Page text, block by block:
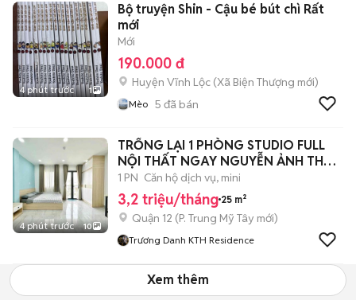
4 phút trước 1
Bộ truyện Shin - Cậu bé bút chì Rất
mới
Mới
190.000 đ
Huyện Vĩnh Lộc (Xã Biện Thượng mới)
Mèo 5 đã bán
4 phút trước 10
TRỐNG LẠI 1 PHÒNG STUDIO FULL
NỘI THẤT NGAY NGUYỄN ẢNH THỦ -
ĐH HUFLIT
1 PN Căn hộ dịch vụ, mini
3,2 triệu/tháng 25 m²
Quận 12 (P. Trung Mỹ Tây mới)
Trương Danh KTH Residence
Xem thêm